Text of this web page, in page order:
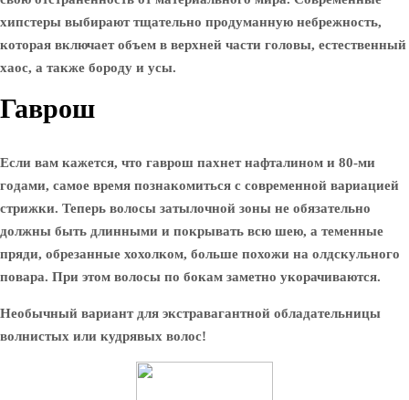
хипстеры выбирают тщательно продуманную небрежность,
которая включает объем в верхней части головы, естественный
хаос, а также бороду и усы.
Гаврош
Если вам кажется, что гаврош пахнет нафталином и 80-ми
годами, самое время познакомиться с современной вариацией
стрижки. Теперь волосы затылочной зоны не обязательно
должны быть длинными и покрывать всю шею, а теменные
пряди, обрезанные хохолком, больше похожи на олдскульного
повара. При этом волосы по бокам заметно укорачиваются.
Необычный вариант для экстравагантной обладательницы
волнистых или кудрявых волос!